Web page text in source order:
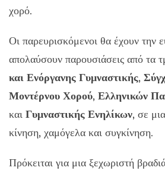
χορό.
Οι παρευρισκόμενοι θα έχουν την
απολαύσουν παρουσιάσεις από τα
και Ενόργανης Γυμναστικής,
Μοντέρνου Χορού, Ελληνικών
και Γυμναστικής Ενηλίκων, σε
κίνηση, χαμόγελα και συγκίνηση.
Πρόκειται για μια ξεχωριστή